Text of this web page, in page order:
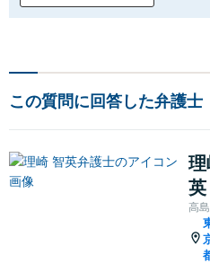
この質問に回答した弁護士
英
高